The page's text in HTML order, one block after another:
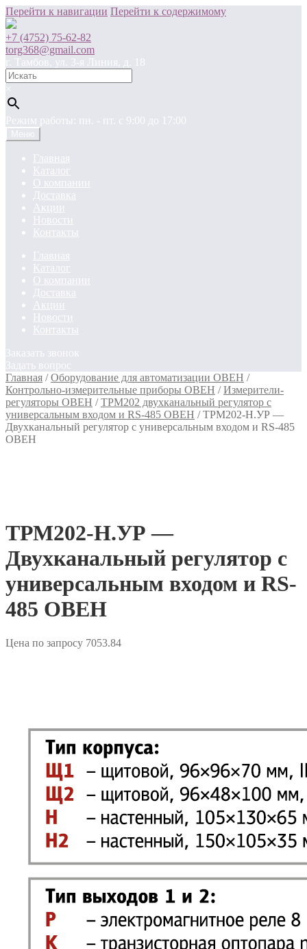
Перейти к навигации Перейти к содержимому
+7 (4752) 75-62-82
torg368@gmail.com
г. Тамбов, ул. 3-я Линия, д. 18
×
Режим работы: пн. - пт. c 9:00 до 17:00
Меню
Главная
Каталог
О компании
Доставка
Акции
Новости
Контакты
Главная
Каталог
О компании
Доставка
Акции
Новости
Контакты
Заказать звонок
Задать вопрос
Главная /Оборудование для автоматизации ОВЕН /
Контрольно-измерительные приборы ОВЕН /Измерители-
регуляторы ОВЕН /ТРМ202 двухканальный регулятор с
универсальным входом и RS-485 ОВЕН /ТРМ202-Н.УР —
Двухканальный регулятор с универсальным входом и RS-485
ОВЕН
ТРМ202-Н.УР —
Двухканальный регулятор с
универсальным входом и RS-
485 ОВЕН
Цена по запросу 7053.84